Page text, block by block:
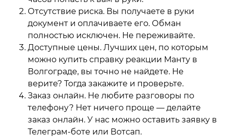
Отсутствие риска. Вы получаете в руки
документ и оплачиваете его. Обман
полностью исключен. Не переживайте.
Доступные цены. Лучших цен, по которым
можно купить справку реакции Манту в
Волгограде, вы точно не найдете. Не
верите? Тогда закажите и проверьте.
Заказ онлайн. Не любите разговоры по
телефону? Нет ничего проще — делайте
заказ онлайн. У нас можно оставить заявку в
Телеграм-боте или Вотсап.